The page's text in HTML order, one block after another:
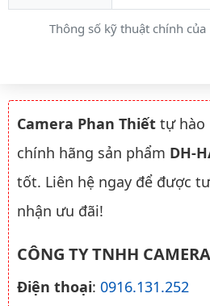
Thông số kỹ thuật chính của
Camera Phan Thiết tự hào
chính hãng sản phẩm DH-
tốt. Liên hệ ngay để được
nhận ưu đãi!
CÔNG TY TNHH
Điện thoại: 0916.131.252